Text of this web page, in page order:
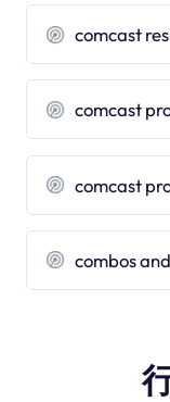
comcast
comcast
comcast
combos